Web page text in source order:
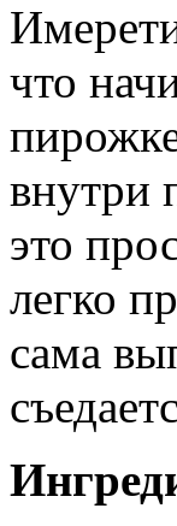
что
внутри
это
легко
сама